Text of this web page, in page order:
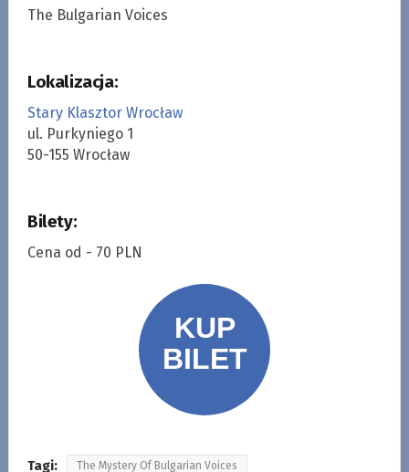
The Bulgarian Voices
Lokalizacja:
Stary Klasztor Wrocław
ul. Purkyniego 1
50-155 Wrocław
Bilety:
Cena od - 70 PLN
Tagi: The Mystery Of Bulgarian Voices